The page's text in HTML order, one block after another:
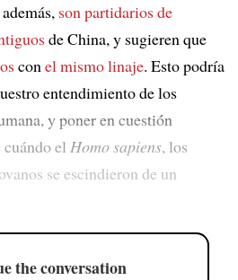
son partidarios de
de China, y sugieren que
con el mismo linaje. Esto podría
entendimiento de los
y poner en cuestión
el Homo sapiens, los
se escindieron de un
the conversation